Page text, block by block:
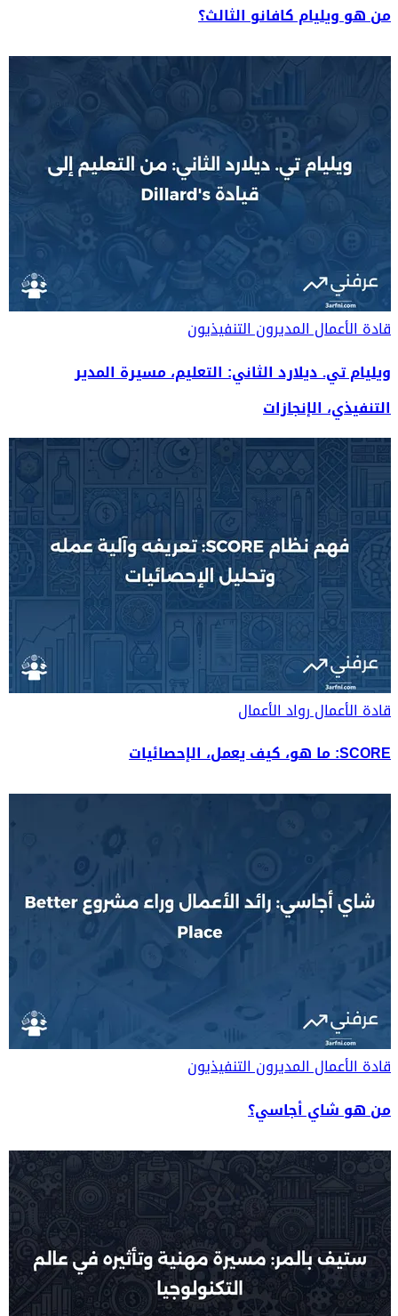
من هو ويليام كافانو الثالث؟
قادة الأعمالالمديرون التنفيذيون
ويليام تي. ديلارد الثاني: التعليم، مسيرة المدير
التنفيذي، الإنجازات
قادة الأعمالرواد الأعمال
SCORE: ما هو، كيف يعمل، الإحصائيات
قادة الأعمالالمديرون التنفيذيون
من هو شاي أجاسي؟